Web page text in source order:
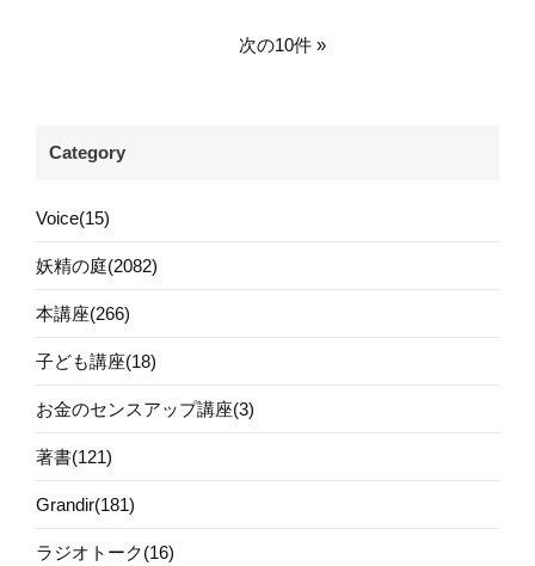
次の10件
Category
Voice(15)
妖精の庭(2082)
本講座(266)
子ども講座(18)
お金のセンスアップ講座(3)
著書(121)
Grandir(181)
ラジオトーク(16)